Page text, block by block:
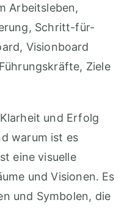
Arbeitsleben,
, Schritt-für-
, Visionboard
, Ziele
und Erfolg
warum ist es
eine visuelle
und Visionen. Es
und Symbolen, die